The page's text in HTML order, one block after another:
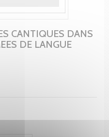
CANTIQUES DANS
DE LANGUE